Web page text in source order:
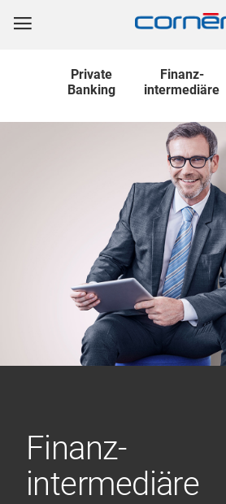
Private
Banking
Finanz-
intermediäre
Finanz-
intermediäre